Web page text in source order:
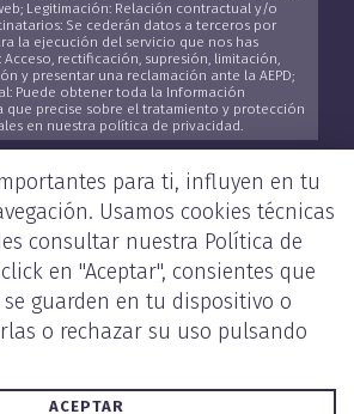
Legitimación: Relación contractual y/o
Se cederán datos a terceros por
la ejecución del servicio que nos has
rectificación, supresión, limitación,
y presentar una reclamación ante la AEPD;
Puede obtener toda la Información
que precise sobre el tratamiento y protección
en nuestra política de privacidad.
DE PRIVACIDAD Y COOKIES
para ti, influyen en tu
Usamos cookies técnicas
consultar nuestra Política de
en "Aceptar", consientes que
guarden en tu dispositivo o
o rechazar su uso pulsando
ACEPTAR